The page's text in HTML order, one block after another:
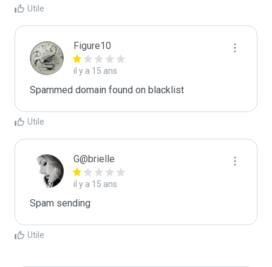
Utile
Figure10
il y a 15 ans
Spammed domain found on blacklist
Utile
G@brielle
il y a 15 ans
Spam sending
Utile